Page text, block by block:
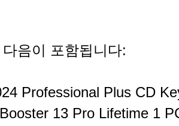
음이 포함됩니다:
Professional Plus CD
13 Pro Lifetime 1